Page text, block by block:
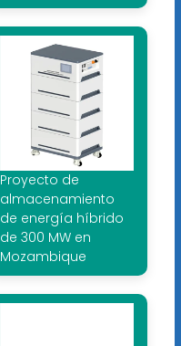
Proyecto de
almacenamiento
de energía híbrido
de 300 MW en
Mozambique